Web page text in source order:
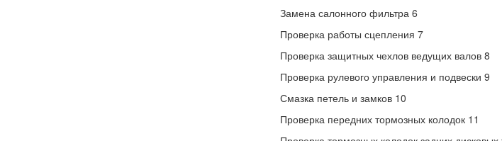
Замена салонного фильтра 6
Проверка работы сцепления 7
Проверка защитных чехлов ведущих валов 8
Проверка рулевого управления и подвески 9
Смазка петель и замков 10
Проверка передних тормозных колодок 11